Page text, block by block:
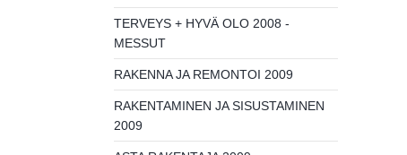
TERVEYS + HYVÄ OLO 2008 -
MESSUT
RAKENNA JA REMONTOI 2009
RAKENTAMINEN JA SISUSTAMINEN
2009